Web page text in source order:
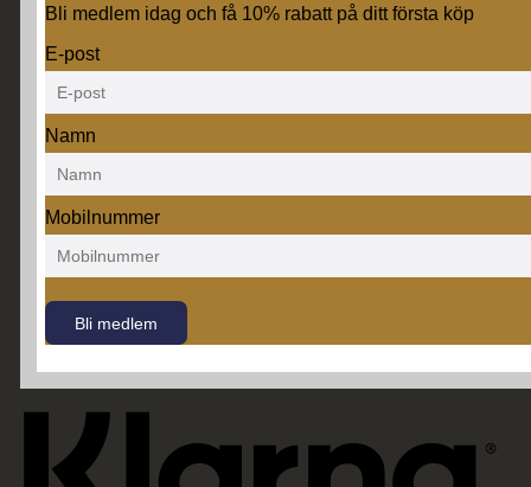
Bli medlem idag och få 10% rabatt på ditt första köp
E-post
Namn
Mobilnummer
Bli medlem